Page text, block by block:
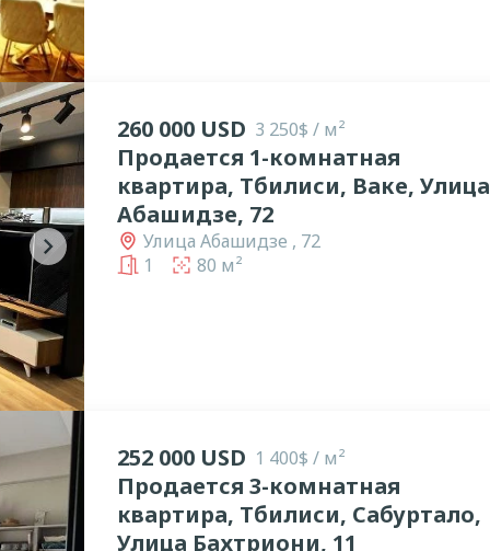
chevron_right
260 000 USD 3 250$ / м²
Продается 1-комнатная
квартира, Тбилиси, Ваке, Улица
Абашидзе, 72
Улица Абашидзе , 72
1
80 м²
252 000 USD 1 400$ / м²
Продается 3-комнатная
квартира, Тбилиси, Сабуртало,
Улица Бахтриони, 11